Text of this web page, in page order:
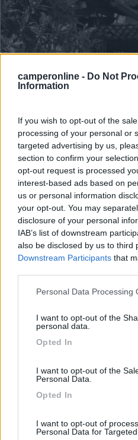
camperonline - Do Not
Information
If you wish to opt-out of the
processing of your personal or
targeted advertising by us,
section to confirm your
opt-out request is processed
interest-based ads based on
us or personal information
your opt-out. You may
disclosure of your personal
IAB’s list of downstream
also be disclosed by us to third
Downstream Participants that
Please note that this website/
not limited to your visit or
grant or deny consent to
use your data for below
Personal Data Processing
I want to opt-out of the
personal data.
Opted In
I want to opt-out of the
Personal Data.
Opted In
I want to opt-out of
Personal Data for Targeted
Area di sosta (PS)
Agriturismo La
7,7
Servizi / Posizione